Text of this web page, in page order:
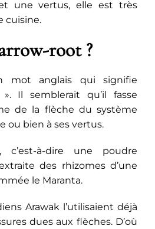
une vertus, elle est très
cuisine.
root ?
mot anglais qui signifie
Il semblerait qu’il fasse
de la flèche du système
ou bien à ses vertus.
c’est-à-dire une poudre
des rhizomes d’une
le Maranta.
Arawak l’utilisaient déjà
dues aux flèches. D’où